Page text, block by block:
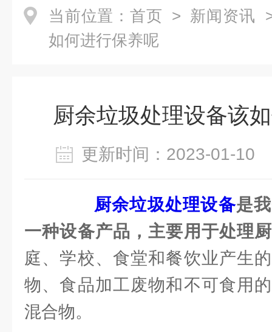
当前位置： 首页 > 新闻资讯
如何进行保养呢
厨余垃圾处理设备该
更新时间：2023-01-
厨余垃圾处理设备是
一种设备产品，主要用于处理
庭、学校、食堂和餐饮业产生
物、食品加工废物和不可食用
混合物。